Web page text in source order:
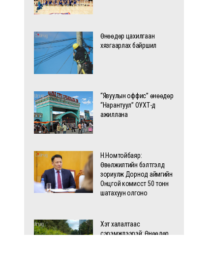
Өнөөдөр цахилгаан
хязгаарлах байршил
“Явуулын оффис” өнөөдөр
“Нарантуул” ОУХТ-д
ажиллана
Н.Номтойбаяр:
Өвөлжилтийн бэлтгэлд
зориулж Дорнод аймгийн
Онцгой комисст 50 тонн
шатахуун олгоно
Хэт халалтаас
сэрэмжлээрэй: Өнөөдөр